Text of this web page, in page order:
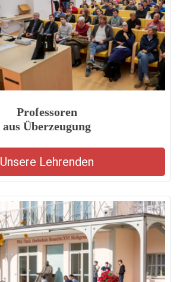
Professoren
aus Überzeugung
Unsere Lehrenden